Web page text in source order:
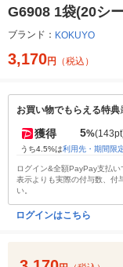
G6908 1袋(20シ
ブランド： KOKUYO
3,170円 （税込）
お買い物でもらえる特典
獲得 5%
うち4.5%は利用先・期間限
ログイン&全額PayPay支払い
表示よりも実際の付与数、付
い。
ログインはこちら